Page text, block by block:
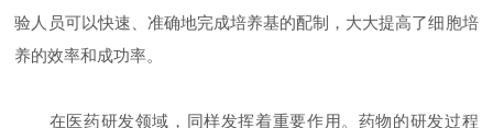
验人员可以快速、准确地完成培养基的配制，大大提高了细胞培
养的效率和成功率。
在医药研发领域，同样发挥着重要作用。药物的研发过程